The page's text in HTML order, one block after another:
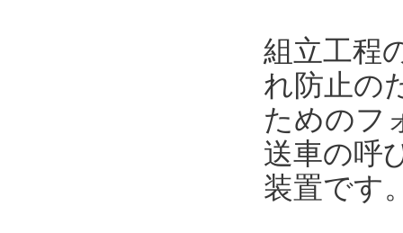
組立工程
れ防止の
ためのフ
送車の呼
装置です